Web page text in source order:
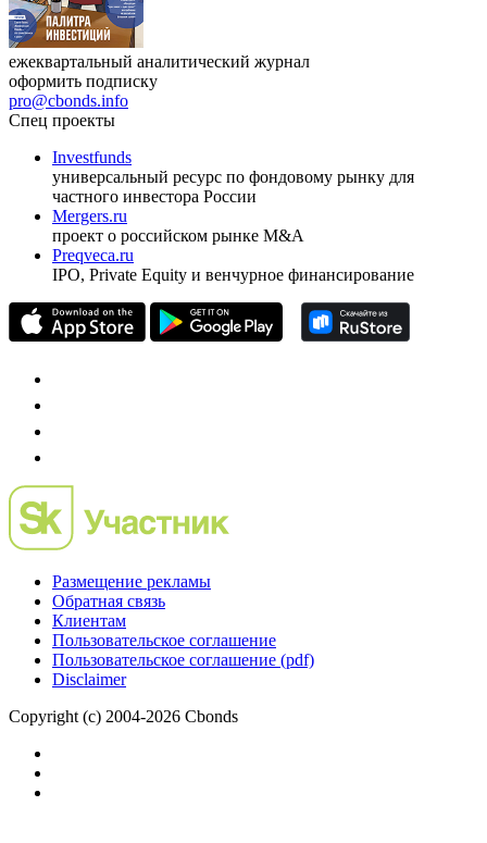
ежеквартальный аналитический журнал
оформить подписку
pro@cbonds.info
Спец проекты
Investfunds
универсальный ресурс по фондовому рынку для
частного инвестора России
проект о российском рынке M&A
Preqveca.ru
Размещение рекламы
Обратная связь
Пользовательское соглашение
Copyright (c) 2004-2026 Cbonds